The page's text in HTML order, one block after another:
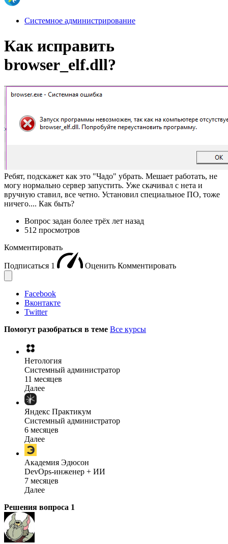
Системное администрирование
Как исправить
browser_elf.dll?
Ребят, подскажет как это "Чадо" убрать. Мешает работать, не
могу нормально сервер запустить. Уже скачивал с нета и
вручную ставил, все четно. Установил специальное ПО, тоже
ничего.... Как быть?
Вопрос задан более трёх лет назад
512 просмотров
Комментировать
Подписаться 1 Оценить Комментировать
Facebook
Вконтакте
Twitter
Помогут разобраться в теме Все курсы
Нетология
Системный администратор
11 месяцев
Далее
Яндекс Практикум
Системный администратор
6 месяцев
Далее
Академия Эдюсон
DevOps-инженер + ИИ
7 месяцев
Далее
Решения вопроса 1